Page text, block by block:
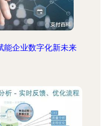
能企业数字化新未来